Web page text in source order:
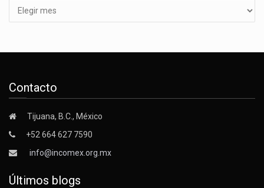
Contacto
Tijuana, B.C., México
+52 664 627 7590
info@incomex.org.mx
Últimos blogs